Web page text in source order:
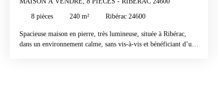
8 pièces 240 m² Ribérac 24600
Spacieuse maison en pierre, très lumineuse, située à Ribérac,
dans un environnement calme, sans vis-à-vis et bénéficiant d’une